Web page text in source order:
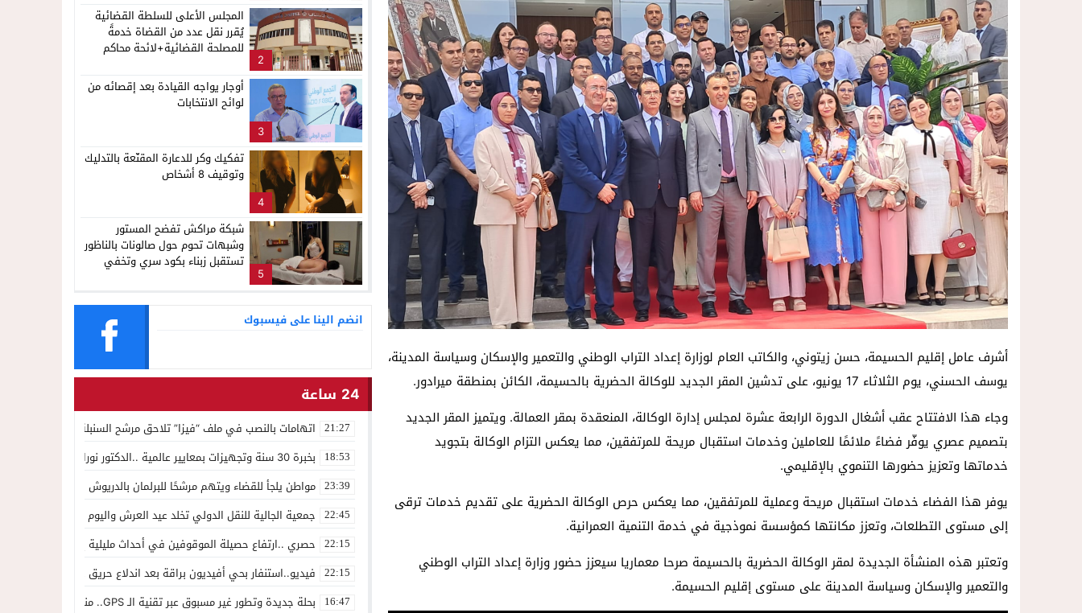
أشرف عامل إقليم الحسيمة، حسن زيتوني، والكاتب العام لوزارة إعداد التراب الوطني والتعمير والإسكان وسياسة المدينة،
يوسف الحسني، يوم الثلاثاء 17 يونيو، على تدشين المقر الجديد للوكالة الحضرية بالحسيمة، الكائن بمنطقة ميرادور.
وجاء هذا الافتتاح عقب أشغال الدورة الرابعة عشرة لمجلس إدارة الوكالة، المنعقدة بمقر العمالة. ويتميز المقر الجديد
بتصميم عصري يوفّر فضاءً ملائمًا للعاملين وخدمات استقبال مريحة للمرتفقين، مما يعكس التزام الوكالة بتجويد
خدماتها وتعزيز حضورها التنموي بالإقليمي.
يوفر هذا الفضاء خدمات استقبال مريحة وعملية للمرتفقين، مما يعكس حرص الوكالة الحضرية على تقديم خدمات ترقى
إلى مستوى التطلعات، وتعزز مكانتها كمؤسسة نموذجية في خدمة التنمية العمرانية.
وتعتبر هذه المنشأة الجديدة لمقر الوكالة الحضرية بالحسيمة صرحا معماريا سيعزز حضور وزارة إعداد التراب الوطني
والتعمير والإسكان وسياسة المدينة على مستوى إقليم الحسيمة.
2
المجلس الأعلى للسلطة القضائية
يُقرر نقل عدد من القضاة خدمةً
للمصلحة القضائية+لائحة محاكم
3
أوجار يواجه القيادة بعد إقصائه من
لوائح الانتخابات
4
تفكيك وكر للدعارة المقنّعة بالتدليك
وتوقيف 8 أشخاص
5
شبكة مراكش تفضح المستور
وشبهات تحوم حول صالونات بالناظور
تستقبل زبناء بكود سري وتخفي
انضم الينا على فيسبوك
24 ساعة
21:27 اتهامات بالنصب في ملف “فيزا” تلاحق مرشح السنبلة بالدريوش..
18:53 بخبرة 30 سنة وتجهيزات بمعايير عالمية ..الدكتور نورالدين صبار يفتتح عيادته المتخصصة في جراحة العظام بالناظور
23:39 مواطن يلجأ للقضاء ويتهم مرشحًا للبرلمان بالدريوش بالاستيلاء على 22 مليون سنتيم
22:45 جمعية الجالية للنقل الدولي تخلد عيد العرش واليوم الوطني للمهاجر
22:15 حصري ..ارتفاع حصيلة الموقوفين في أحداث مليلية إلى 82 شخصًا وتحقيقات تقود إلى متابعات جنائية ثقيلة
22:15 فيديو..استنفار بحي أفيديون براقة بعد اندلاع حريق داخل ضيعة فلاحية
16:47 بحلة جديدة وتطور غير مسبوق عبر تقنية الـ GPS.. منصة “مرحباناظور” تعزز مكانتها كوجهة أولى لسكان إقليمي الناظور والدريوش